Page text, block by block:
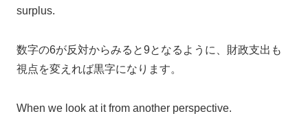
surplus.
数字の6が反対からみると9となるように、財政支出も
視点を変えれば黒字になります。
When we look at it from another perspective.